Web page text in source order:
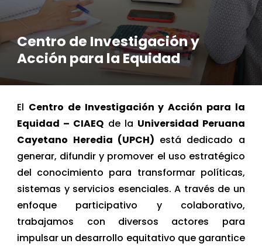
Centro de Investigación y
Acción para la Equidad
El Centro de Investigación y Acción para la
Equidad – CIAEQ de la Universidad Peruana
Cayetano Heredia (UPCH) está dedicado a
generar, difundir y promover el uso estratégico
del conocimiento para transformar políticas,
sistemas y servicios esenciales. A través de un
enfoque participativo y colaborativo,
trabajamos con diversos actores para
impulsar un desarrollo equitativo que garantice